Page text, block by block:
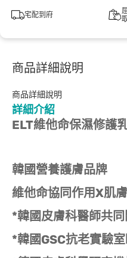
宅配到府
商品詳細說明
商品詳細說明
詳細介紹
ELT維他命保濕修護
韓國營養護膚品牌
維他命協同作用X肌
*韓國皮膚科醫師共
*韓國GSC抗老實驗